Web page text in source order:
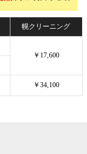
幌クリーニング
￥17,600
￥34,100